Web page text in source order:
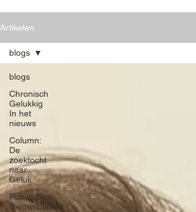
Artikelen
blogs
Chronisch
Gelukkig
In het
nieuws
Column:
De
zoektocht
naar
Geluk
Publicaties
Nieuwsbladen
blogs